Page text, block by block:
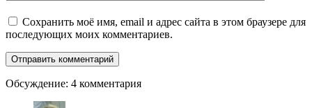
Сохранить моё имя, email и адрес сайта в этом браузере для
последующих моих комментариев.
Обсуждение: 4 комментария